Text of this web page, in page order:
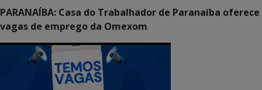
PARANAÍBA: Casa do Trabalhador de Paranaíba oferece
vagas de emprego da Omexom